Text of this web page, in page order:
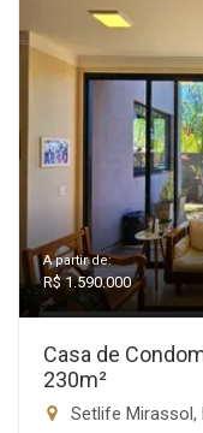
A partir de:
R$ 1.590.000
Casa de
230m²
Setlife Mirassol,